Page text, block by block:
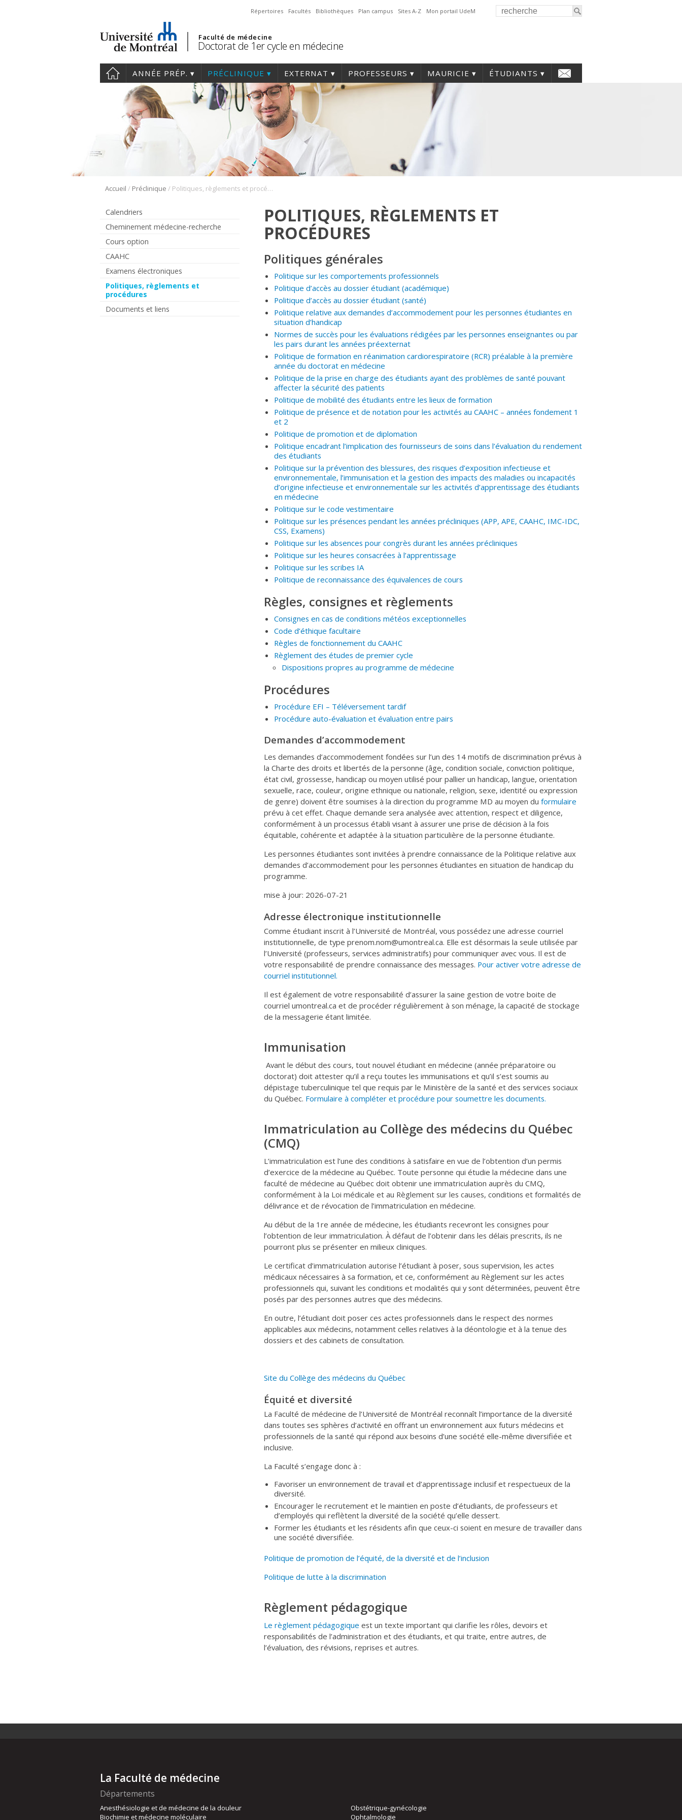
Répertoires Facultés Bibliothèques Plan campus Sites A-Z Mon portail UdeM
Faculté de médecine
Doctorat de 1er cycle en médecine
ANNÉE PRÉP. PRÉCLINIQUE EXTERNAT PROFESSEURS MAURICIE ÉTUDIANTS
Accueil / Préclinique / Politiques, règlements et procédures
Calendriers
Cheminement médecine-recherche
Cours option
CAAHC
Examens électroniques
Politiques, règlements et
procédures
Documents et liens
POLITIQUES, RÈGLEMENTS ET
PROCÉDURES
Politiques générales
Politique sur les comportements professionnels
Politique d’accès au dossier étudiant (académique)
Politique d’accès au dossier étudiant (santé)
Politique relative aux demandes d’accommodement pour les personnes étudiantes en
situation d’handicap
Normes de succès pour les évaluations rédigées par les personnes enseignantes ou par
les pairs durant les années préexternat
Politique de formation en réanimation cardiorespiratoire (RCR) préalable à la première
année du doctorat en médecine
Politique de la prise en charge des étudiants ayant des problèmes de santé pouvant
affecter la sécurité des patients
Politique de mobilité des étudiants entre les lieux de formation
Politique de présence et de notation pour les activités au CAAHC – années fondement 1
et 2
Politique de promotion et de diplomation
Politique encadrant l’implication des fournisseurs de soins dans l’évaluation du rendement
des étudiants
Politique sur la prévention des blessures, des risques d’exposition infectieuse et
environnementale, l’immunisation et la gestion des impacts des maladies ou incapacités
d’origine infectieuse et environnementale sur les activités d’apprentissage des étudiants
en médecine
Politique sur le code vestimentaire
Politique sur les présences pendant les années précliniques (APP, APE, CAAHC, IMC-IDC,
CSS, Examens)
Politique sur les absences pour congrès durant les années précliniques
Politique sur les heures consacrées à l’apprentissage
Politique sur les scribes IA
Politique de reconnaissance des équivalences de cours
Règles, consignes et règlements
Consignes en cas de conditions météos exceptionnelles
Code d’éthique facultaire
Règles de fonctionnement du CAAHC
Règlement des études de premier cycle
Dispositions propres au programme de médecine
Procédures
Procédure EFI – Téléversement tardif
Procédure auto-évaluation et évaluation entre pairs
Demandes d’accommodement
Les demandes d’accommodement fondées sur l’un des 14 motifs de discrimination prévus à
la Charte des droits et libertés de la personne (âge, condition sociale, conviction politique,
état civil, grossesse, handicap ou moyen utilisé pour pallier un handicap, langue, orientation
sexuelle, race, couleur, origine ethnique ou nationale, religion, sexe, identité ou expression
de genre) doivent être soumises à la direction du programme MD au moyen du formulaire
prévu à cet effet. Chaque demande sera analysée avec attention, respect et diligence,
conformément à un processus établi visant à assurer une prise de décision à la fois
équitable, cohérente et adaptée à la situation particulière de la personne étudiante.
Les personnes étudiantes sont invitées à prendre connaissance de la Politique relative aux
demandes d’accommodement pour les personnes étudiantes en situation de handicap du
programme.
mise à jour: 2026-07-21
Adresse électronique institutionnelle
Comme étudiant inscrit à l’Université de Montréal, vous possédez une adresse courriel
institutionnelle, de type prenom.nom@umontreal.ca. Elle est désormais la seule utilisée par
l’Université (professeurs, services administratifs) pour communiquer avec vous. Il est de
votre responsabilité de prendre connaissance des messages. Pour activer votre adresse de
courriel institutionnel.
Il est également de votre responsabilité d’assurer la saine gestion de votre boite de
courriel umontreal.ca et de procéder régulièrement à son ménage, la capacité de stockage
de la messagerie étant limitée.
Immunisation
Avant le début des cours, tout nouvel étudiant en médecine (année préparatoire ou
doctorat) doit attester qu’il a reçu toutes les immunisations et qu’il s’est soumis au
dépistage tuberculinique tel que requis par le Ministère de la santé et des services sociaux
du Québec. Formulaire à compléter et procédure pour soumettre les documents.
Immatriculation au Collège des médecins du Québec
(CMQ)
L’immatriculation est l’une des conditions à satisfaire en vue de l’obtention d’un permis
d’exercice de la médecine au Québec. Toute personne qui étudie la médecine dans une
faculté de médecine au Québec doit obtenir une immatriculation auprès du CMQ,
conformément à la Loi médicale et au Règlement sur les causes, conditions et formalités de
délivrance et de révocation de l’immatriculation en médecine.
Au début de la 1re année de médecine, les étudiants recevront les consignes pour
l’obtention de leur immatriculation. À défaut de l’obtenir dans les délais prescrits, ils ne
pourront plus se présenter en milieux cliniques.
Le certificat d’immatriculation autorise l’étudiant à poser, sous supervision, les actes
médicaux nécessaires à sa formation, et ce, conformément au Règlement sur les actes
professionnels qui, suivant les conditions et modalités qui y sont déterminées, peuvent être
posés par des personnes autres que des médecins.
En outre, l’étudiant doit poser ces actes professionnels dans le respect des normes
applicables aux médecins, notamment celles relatives à la déontologie et à la tenue des
dossiers et des cabinets de consultation.
Site du Collège des médecins du Québec
Équité et diversité
La Faculté de médecine de l’Université de Montréal reconnaît l’importance de la diversité
dans toutes ses sphères d’activité en offrant un environnement aux futurs médecins et
professionnels de la santé qui répond aux besoins d’une société elle-même diversifiée et
inclusive.
La Faculté s’engage donc à :
Favoriser un environnement de travail et d’apprentissage inclusif et respectueux de la
diversité.
Encourager le recrutement et le maintien en poste d’étudiants, de professeurs et
d’employés qui reflètent la diversité de la société qu’elle dessert.
Former les étudiants et les résidents afin que ceux-ci soient en mesure de travailler dans
une société diversifiée.
Politique de promotion de l’équité, de la diversité et de l’inclusion
Politique de lutte à la discrimination
Règlement pédagogique
Le règlement pédagogique est un texte important qui clarifie les rôles, devoirs et
responsabilités de l’administration et des étudiants, et qui traite, entre autres, de
l’évaluation, des révisions, reprises et autres.
La Faculté de médecine
Départements
Anesthésiologie et de médecine de la douleur
Biochimie et médecine moléculaire
Obstétrique-gynécologie
Ophtalmologie